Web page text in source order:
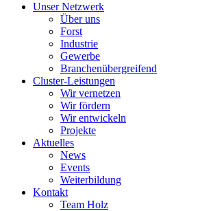
Unser Netzwerk
Über uns
Forst
Industrie
Gewerbe
Branchenübergreifend
Cluster-Leistungen
Wir vernetzen
Wir fördern
Wir entwickeln
Projekte
Aktuelles
News
Events
Weiterbildung
Kontakt
Team Holz